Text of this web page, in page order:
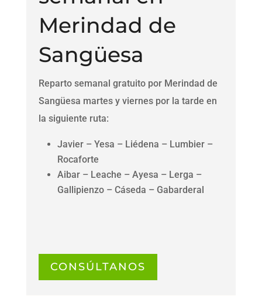
Merindad de
Sangüesa
Reparto semanal gratuito por Merindad de
Sangüesa martes y viernes por la tarde en
la siguiente ruta:
Javier – Yesa – Liédena – Lumbier –
Rocaforte
Aibar – Leache – Ayesa – Lerga –
Gallipienzo – Cáseda – Gabarderal
CONSÚLTANOS